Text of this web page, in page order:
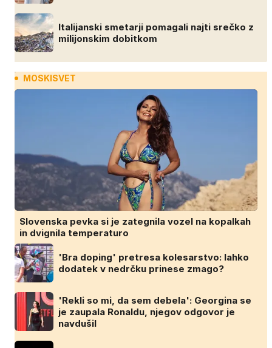
Italijanski smetarji pomagali najti srečko z
milijonskim dobitkom
MOSKISVET
Slovenska pevka si je zategnila vozel na kopalkah
in dvignila temperaturo
'Bra doping' pretresa kolesarstvo: lahko
dodatek v nedrčku prinese zmago?
'Rekli so mi, da sem debela': Georgina se
je zaupala Ronaldu, njegov odgovor je
navdušil